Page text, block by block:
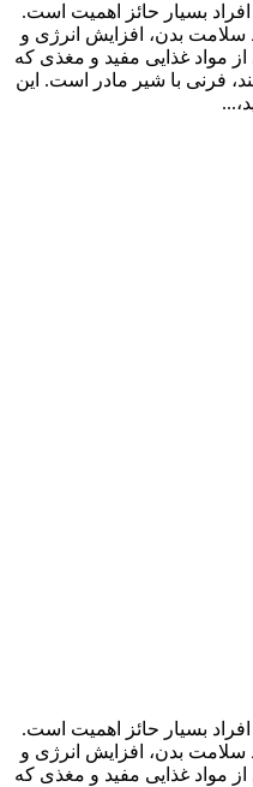
بسیار حائز اهمیت است.
بدن، افزایش انرژی و
مواد غذایی مفید و مغذی که
فرنی با شیر مادر است. این
بسیار حائز اهمیت است.
بدن، افزایش انرژی و
مواد غذایی مفید و مغذی که